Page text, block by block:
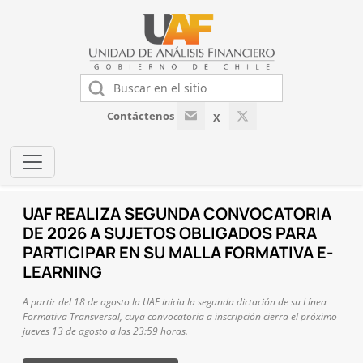
Contáctenos X
UAF PARTICIPA EN TALLER
INTERNACIONAL SOBRE COMERCIO
ESTRATÉGICO DE BIENES DE USO DUAL
Los días 4, 5 y 6 de agosto, la Unidad de Análisis Financiero (UAF)
participó en el Workshop on Strategic Trade Mapping – Chile, actividad
organizada por el programa European Union Partner-to-Partner (EU
P2P) Export Control Programme for Dual-Use Goods, en conjunto con el
International Nonproliferation Export Control Program (INECP).